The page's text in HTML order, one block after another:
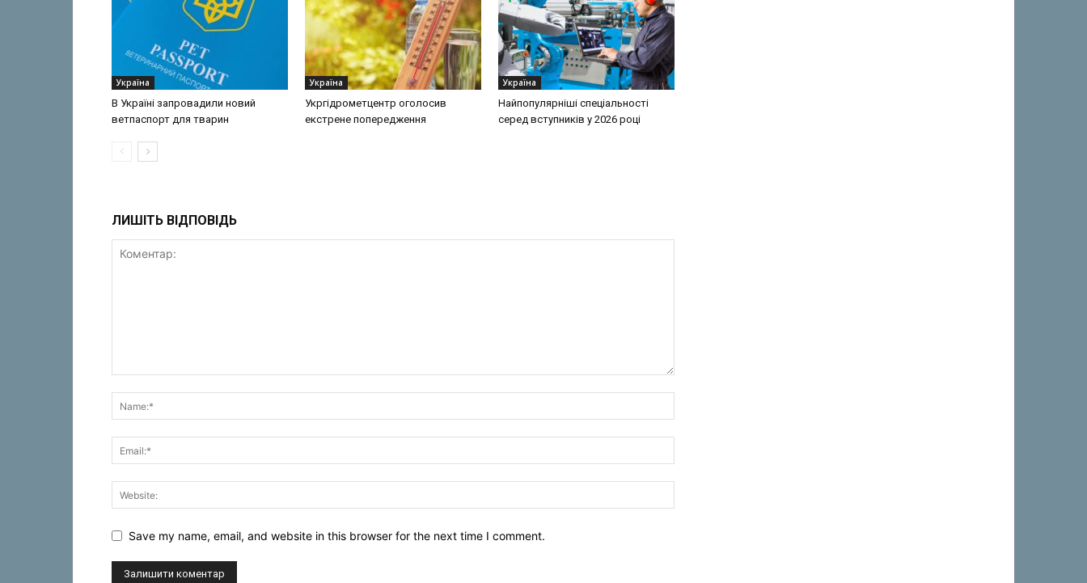
Україна
В Україні запровадили новий
ветпаспорт для тварин
Україна
Укргідрометцентр оголосив
екстрене попередження
Україна
Найпопулярніші спеціальності
серед вступників у 2026 році
ЛИШІТЬ ВІДПОВІДЬ
Save my name, email, and website in this browser for the next time I comment.